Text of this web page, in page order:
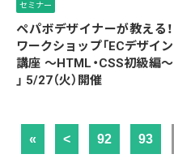
セミナー
ペパボデザイナーが教える！
ワークショップ「ECデザイン
講座 〜HTML・CSS初級編〜
」 5/27（火）開催
« < 92 93